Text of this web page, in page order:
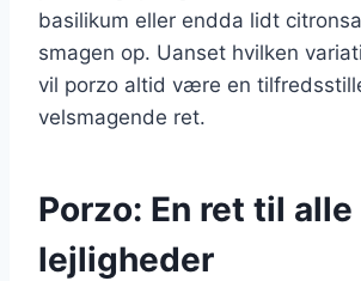
basilikum eller endda lidt
smagen op. Uanset hvilken
vil porzo altid være en
velsmagende ret.
Porzo: En ret til alle
lejligheder